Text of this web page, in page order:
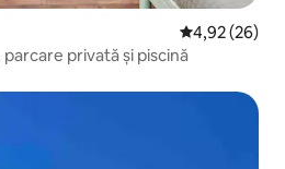
Scor mediu
4,92 (26)
privată și piscină